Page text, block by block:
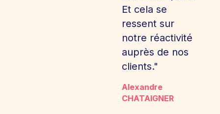
Et cela se
ressent sur
notre réactivité
auprès de nos
clients."
Alexandre
CHATAIGNER